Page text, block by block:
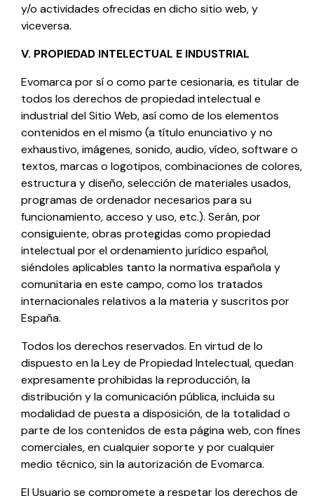
y/o actividades ofrecidas en dicho sitio web, y
viceversa.
V. PROPIEDAD INTELECTUAL E INDUSTRIAL
Evomarcapor sí o como parte cesionaria, es titular de
todos los derechos de propiedad intelectual e
industrial del Sitio Web, así como de los elementos
contenidos en el mismo (a título enunciativo y no
exhaustivo, imágenes, sonido, audio, vídeo, software o
textos, marcas o logotipos, combinaciones de colores,
estructura y diseño, selección de materiales usados,
programas de ordenador necesarios para su
funcionamiento, acceso y uso, etc.). Serán, por
consiguiente, obras protegidas como propiedad
intelectual por el ordenamiento jurídico español,
siéndoles aplicables tanto la normativa española y
comunitaria en este campo, como los tratados
internacionales relativos a la materia y suscritos por
España.
Todos los derechos reservados. En virtud de lo
dispuesto en la Ley de Propiedad Intelectual, quedan
expresamente prohibidas la reproducción, la
distribución y la comunicación pública, incluida su
modalidad de puesta a disposición, de la totalidad o
parte de los contenidos de esta página web, con fines
comerciales, en cualquier soporte y por cualquier
medio técnico, sin la autorización de Evomarca.
El Usuario se compromete a respetar los derechos de